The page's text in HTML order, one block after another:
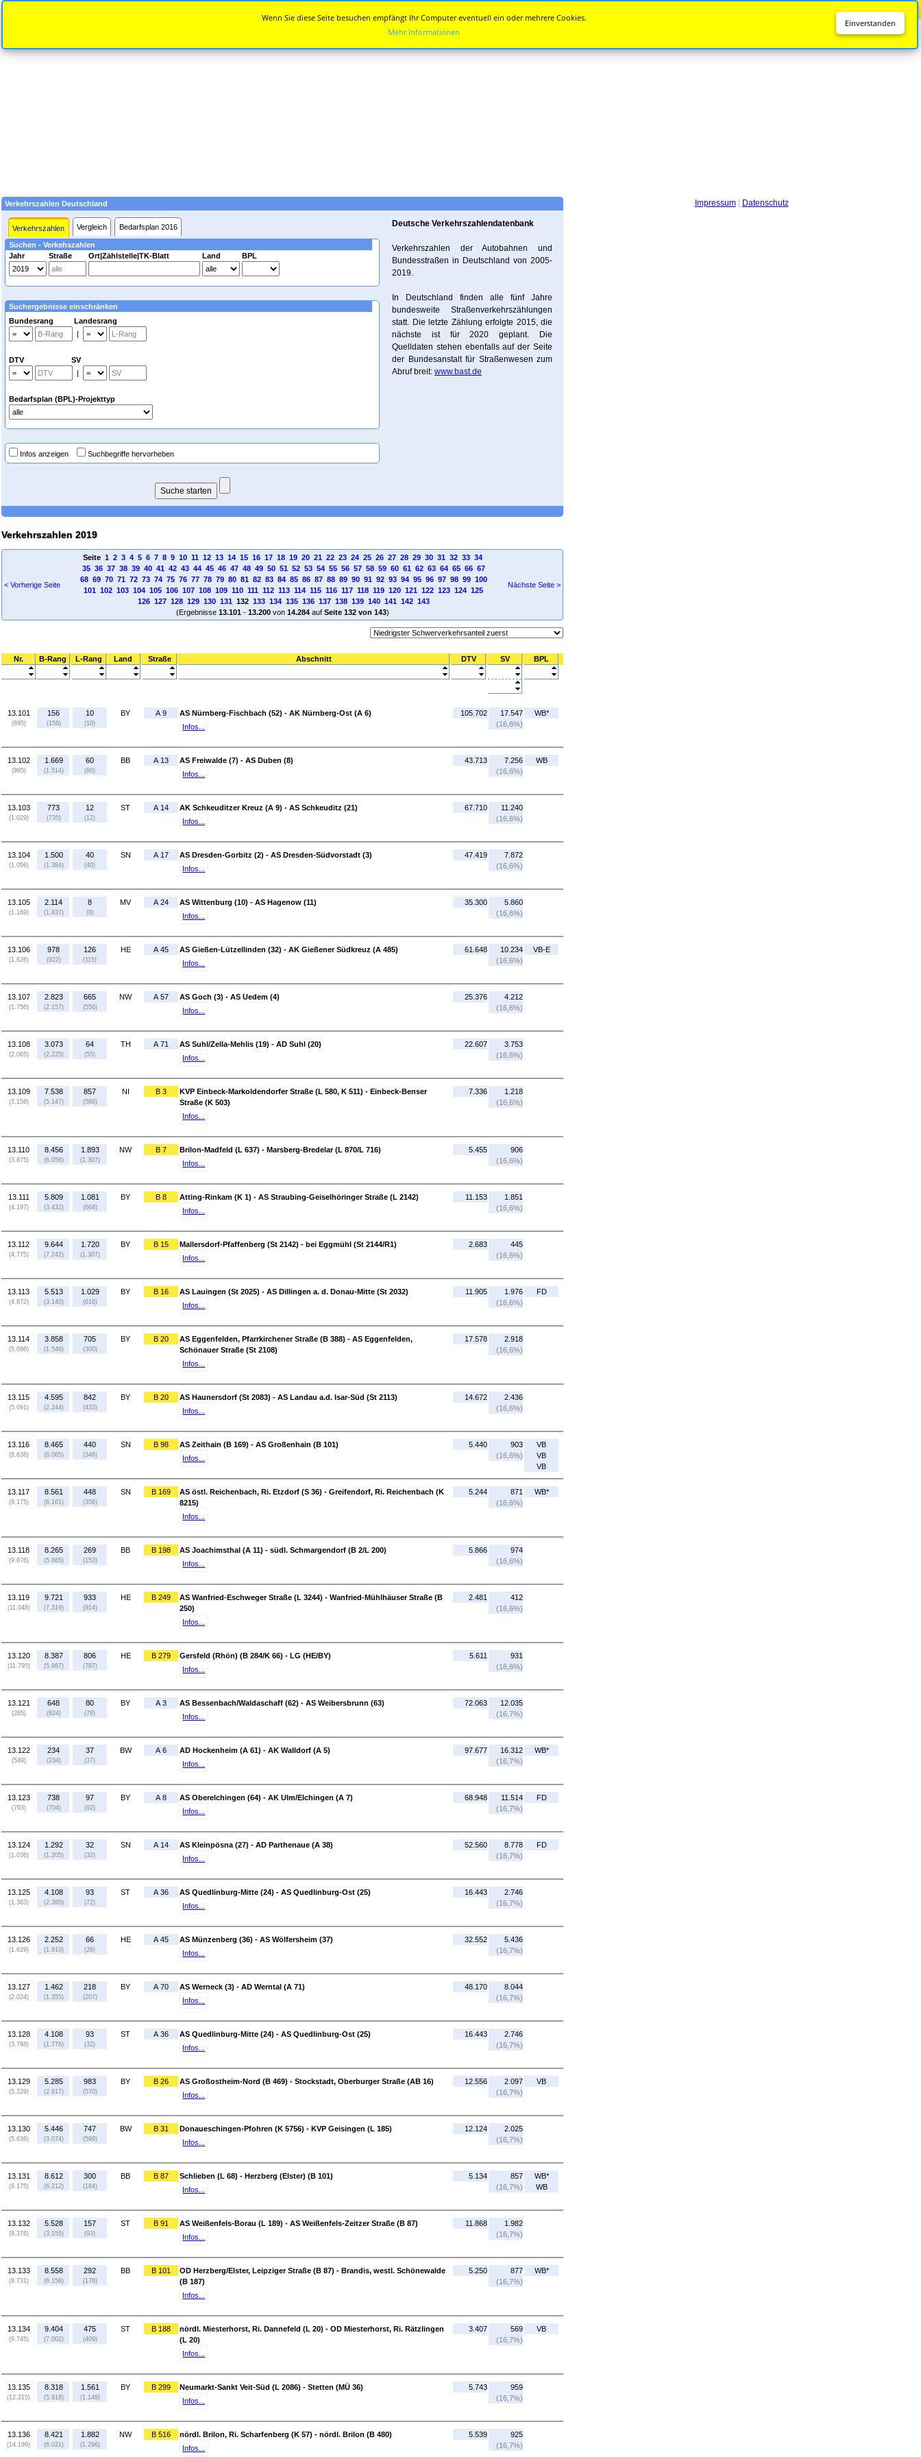
Verkehrszahlen Deutschland
Verkehrszahlen Vergleich Bedarfsplan 2016
Suchen - Verkehszahlen
Jahr
Straße Ort|Zählstelle|TK-Blatt Land BPL
Suchergebnisse einschränken
Bundesrang Landesrang
|
DTV SV
|
Bedarfsplan (BPL)-Projekttyp
Infos anzeigen Suchbegriffe hervorheben
Deutsche Verkehrszahlendatenbank
Verkehrszahlen der Autobahnen und
Bundesstraßen in Deutschland von 2005-
2019.
In Deutschland finden alle fünf Jahre
bundesweite Straßenverkehrszählungen
statt. Die letzte Zählung erfolgte 2015, die
nächste ist für 2020 geplant. Die
Quelldaten stehen ebenfalls auf der Seite
der Bundesanstalt für Straßenwesen zum
Abruf breit: www.bast.de
Verkehrszahlen 2019
< Vorherige Seite
Seite 1 2 3 4 5 6 7 8 9 10 11 12 13 14 15 16 17 18 19 20 21 22 23 24 25 26 27 28 29 30 31 32 33 34
35 36 37 38 39 40 41 42 43 44 45 46 47 48 49 50 51 52 53 54 55 56 57 58 59 60 61 62 63 64 65 66 67
68 69 70 71 72 73 74 75 76 77 78 79 80 81 82 83 84 85 86 87 88 89 90 91 92 93 94 95 96 97 98 99 100
101 102 103 104 105 106 107 108 109 110 111 112 113 114 115 116 117 118 119 120 121 122 123 124 125
126 127 128 129 130 131132 133 134 135 136 137 138 139 140 141 142 143
(Ergebnisse 13.101- 13.200von 14.284auf Seite 132 von 143)
Nächste Seite >
Nr. B-Rang L-Rang Land Straße Abschnitt DTV SV BPL
13.101
(895)
156
(156)
10
(10)
BY A 9
AS Nürnberg-Fischbach (52) - AK Nürnberg-Ost (A 6)
Infos...
105.702
17.547
(16,6%)
WB*
13.102
(985)
1.669
(1.514)
60
(60)
BB A 13
AS Freiwalde (7) - AS Duben (8)
Infos...
43.713
7.256
(16,6%)
WB
13.103
(1.029)
773
(735)
12
(12)
ST A 14
AK Schkeuditzer Kreuz (A 9) - AS Schkeuditz (21)
Infos...
67.710
11.240
(16,6%)
13.104
(1.056)
1.500
(1.384)
40
(40)
SN A 17
AS Dresden-Gorbitz (2) - AS Dresden-Südvorstadt (3)
Infos...
47.419
7.872
(16,6%)
13.105
(1.169)
2.114
(1.837)
8
(8)
MV A 24
AS Wittenburg (10) - AS Hagenow (11)
Infos...
35.300
5.860
(16,6%)
13.106
(1.626)
978
(922)
126
(115)
HE A 45
AS Gießen-Lützellinden (32) - AK Gießener Südkreuz (A 485)
Infos...
61.648
10.234
(16,6%)
VB-E
13.107
(1.756)
2.823
(2.157)
665
(556)
NW A 57
AS Goch (3) - AS Uedem (4)
Infos...
25.376
4.212
(16,6%)
13.108
(2.065)
3.073
(2.225)
64
(55)
TH A 71
AS Suhl/Zella-Mehlis (19) - AD Suhl (20)
Infos...
22.607
3.753
(16,6%)
13.109
(3.158)
7.538
(5.147)
857
(588)
NI B 3
KVP Einbeck-Markoldendorfer Straße (L 580, K 511) - Einbeck-Benser
Straße (K 503)
Infos...
7.336
1.218
(16,6%)
13.110
(3.875)
8.456
(6.056)
1.893
(1.307)
NW B 7
Brilon-Madfeld (L 637) - Marsberg-Bredelar (L 870/L 716)
Infos...
5.455
906
(16,6%)
13.111
(4.197)
5.809
(3.432)
1.081
(668)
BY B 8
Atting-Rinkam (K 1) - AS Straubing-Geiselhöringer Straße (L 2142)
Infos...
11.153
1.851
(16,6%)
13.112
(4.775)
9.644
(7.242)
1.720
(1.307)
BY B 15
Mallersdorf-Pfaffenberg (St 2142) - bei Eggmühl (St 2144/R1)
Infos...
2.683
445
(16,6%)
13.113
(4.872)
5.513
(3.140)
1.029
(616)
BY B 16
AS Lauingen (St 2025) - AS Dillingen a. d. Donau-Mitte (St 2032)
Infos...
11.905
1.976
(16,6%)
FD
13.114
(5.086)
3.858
(1.546)
705
(300)
BY B 20
AS Eggenfelden, Pfarrkirchener Straße (B 388) - AS Eggenfelden,
Schönauer Straße (St 2108)
Infos...
17.578
2.918
(16,6%)
13.115
(5.091)
4.595
(2.244)
842
(433)
BY B 20
AS Haunersdorf (St 2083) - AS Landau a.d. Isar-Süd (St 2113)
Infos...
14.672
2.436
(16,6%)
13.116
(8.638)
8.465
(6.065)
440
(348)
SN B 98
AS Zeithain (B 169) - AS Großenhain (B 101)
Infos...
5.440
903
(16,6%)
VB
VB
VB
13.117
(9.175)
8.561
(6.161)
448
(356)
SN B 169
AS östl. Reichenbach, Ri. Etzdorf (S 36) - Greifendorf, Ri. Reichenbach (K
8215)
Infos...
5.244
871
(16,6%)
WB*
13.118
(9.876)
8.265
(5.865)
269
(153)
BB B 198
AS Joachimsthal (A 11) - südl. Schmargendorf (B 2/L 200)
Infos...
5.866
974
(16,6%)
13.119
(11.048)
9.721
(7.319)
933
(914)
HE B 249
AS Wanfried-Eschweger Straße (L 3244) - Wanfried-Mühlhäuser Straße (B
250)
Infos...
2.481
412
(16,6%)
13.120
(11.795)
8.387
(5.987)
806
(787)
HE B 279
Gersfeld (Rhön) (B 284/K 66) - LG (HE/BY)
Infos...
5.611
931
(16,6%)
13.121
(285)
648
(624)
80
(78)
BY A 3
AS Bessenbach/Waldaschaff (62) - AS Weibersbrunn (63)
Infos...
72.063
12.035
(16,7%)
13.122
(549)
234
(234)
37
(37)
BW A 6
AD Hockenheim (A 61) - AK Walldorf (A 5)
Infos...
97.677
16.312
(16,7%)
WB*
13.123
(793)
738
(704)
97
(92)
BY A 8
AS Oberelchingen (64) - AK Ulm/Elchingen (A 7)
Infos...
68.948
11.514
(16,7%)
FD
13.124
(1.036)
1.292
(1.205)
32
(32)
SN A 14
AS Kleinpösna (27) - AD Parthenaue (A 38)
Infos...
52.560
8.778
(16,7%)
FD
13.125
(1.383)
4.108
(2.395)
93
(72)
ST A 36
AS Quedlinburg-Mitte (24) - AS Quedlinburg-Ost (25)
Infos...
16.443
2.746
(16,7%)
13.126
(1.629)
2.252
(1.910)
66
(26)
HE A 45
AS Münzenberg (36) - AS Wölfersheim (37)
Infos...
32.552
5.436
(16,7%)
13.127
(2.024)
1.462
(1.355)
218
(207)
BY A 70
AS Werneck (3) - AD Werntal (A 71)
Infos...
48.170
8.044
(16,7%)
13.128
(3.788)
4.108
(1.776)
93
(32)
ST A 36
AS Quedlinburg-Mitte (24) - AS Quedlinburg-Ost (25)
Infos...
16.443
2.746
(16,7%)
13.129
(5.229)
5.285
(2.917)
983
(570)
BY B 26
AS Großostheim-Nord (B 469) - Stockstadt, Oberburger Straße (AB 16)
Infos...
12.556
2.097
(16,7%)
VB
13.130
(5.636)
5.446
(3.074)
747
(599)
BW B 31
Donaueschingen-Pfohren (K 5756) - KVP Geisingen (L 185)
Infos...
12.124
2.025
(16,7%)
13.131
(8.175)
8.612
(6.212)
300
(184)
BB B 87
Schlieben (L 68) - Herzberg (Elster) (B 101)
Infos...
5.134
857
(16,7%)
WB*
WB
13.132
(8.376)
5.528
(3.155)
157
(93)
ST B 91
AS Weißenfels-Borau (L 189) - AS Weißenfels-Zeitzer Straße (B 87)
Infos...
11.868
1.982
(16,7%)
13.133
(8.731)
8.558
(6.158)
292
(176)
BB B 101
OD Herzberg/Elster, Leipziger Straße (B 87) - Brandis, westl. Schönewalde
(B 187)
Infos...
5.250
877
(16,7%)
WB*
13.134
(9.745)
9.404
(7.002)
475
(409)
ST B 188
nördl. Miesterhorst, Ri. Dannefeld (L 20) - OD Miesterhorst, Ri. Rätzlingen
(L 20)
Infos...
3.407
569
(16,7%)
VB
13.135
(12.215)
8.318
(5.918)
1.561
(1.148)
BY B 299
Neumarkt-Sankt Veit-Süd (L 2086) - Stetten (MÜ 36)
Infos...
5.743
959
(16,7%)
13.136
(14.199)
8.421
(6.021)
1.882
(1.296)
NW B 516
nördl. Brilon, Ri. Scharfenberg (K 57) - nördl. Brilon (B 480)
Infos...
5.539
925
(16,7%)
Impressum| Datenschutz
Einverstanden
Wenn Sie diese Seite besuchen empfängt Ihr Computer eventuell ein oder mehrere Cookies.
Mehr Informationen